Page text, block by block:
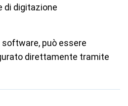
di digitazione
può essere
direttamente tramite